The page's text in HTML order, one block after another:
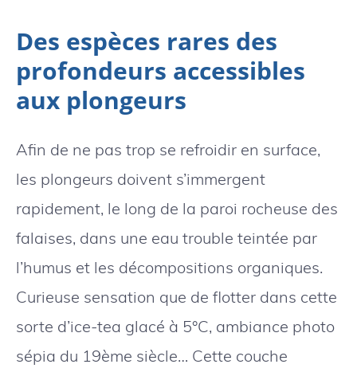
Des espèces rares des
profondeurs accessibles
aux plongeurs
Afin de ne pas trop se refroidir en surface,
les plongeurs doivent s’immergent
rapidement, le long de la paroi rocheuse des
falaises, dans une eau trouble teintée par
l’humus et les décompositions organiques.
Curieuse sensation que de flotter dans cette
sorte d’ice-tea glacé à 5°C, ambiance photo
sépia du 19ème siècle… Cette couche